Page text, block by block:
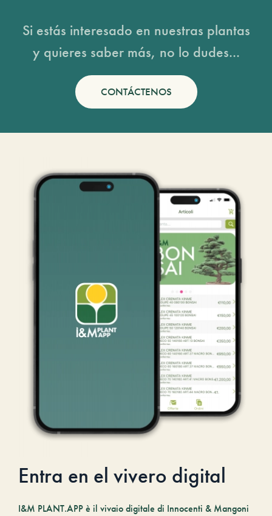
Si estás interesado en nuestras plantas
y quieres saber más, no lo dudes...
CONTÁCTENOS
Entra en el vivero digital
I&M PLANT.APP è il vivaio digitale di Innocenti & Mangoni